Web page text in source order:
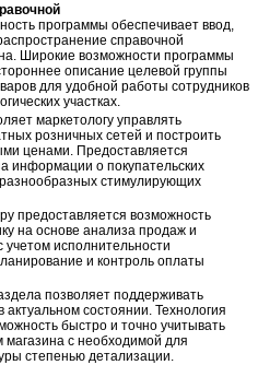
программы обеспечивает ввод,
справочной
Широкие возможности программы
описание целевой группы
для удобной работы сотрудников
участках.
маркетологу управлять
розничных сетей и построить
ценами. Предоставляется
информации о покупательских
стимулирующих
предоставляется возможность
на основе анализа продаж и
учетом исполнительности
и контроль оплаты
позволяет поддерживать
актуальном состоянии. Технология
быстро и точно учитывать
с необходимой для
степенью детализации.